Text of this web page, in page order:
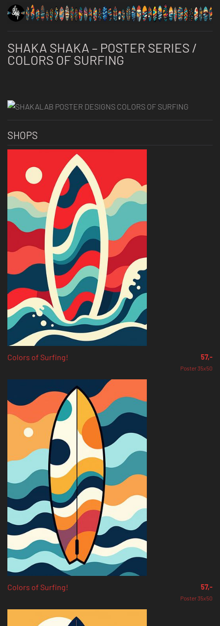
SHAKA SHAKA – POSTER SERIES /
COLORS OF SURFING
SHOPS
Colors of Surfing! 57,-
Poster 35x50
Colors of Surfing! 57,-
Poster 35x50